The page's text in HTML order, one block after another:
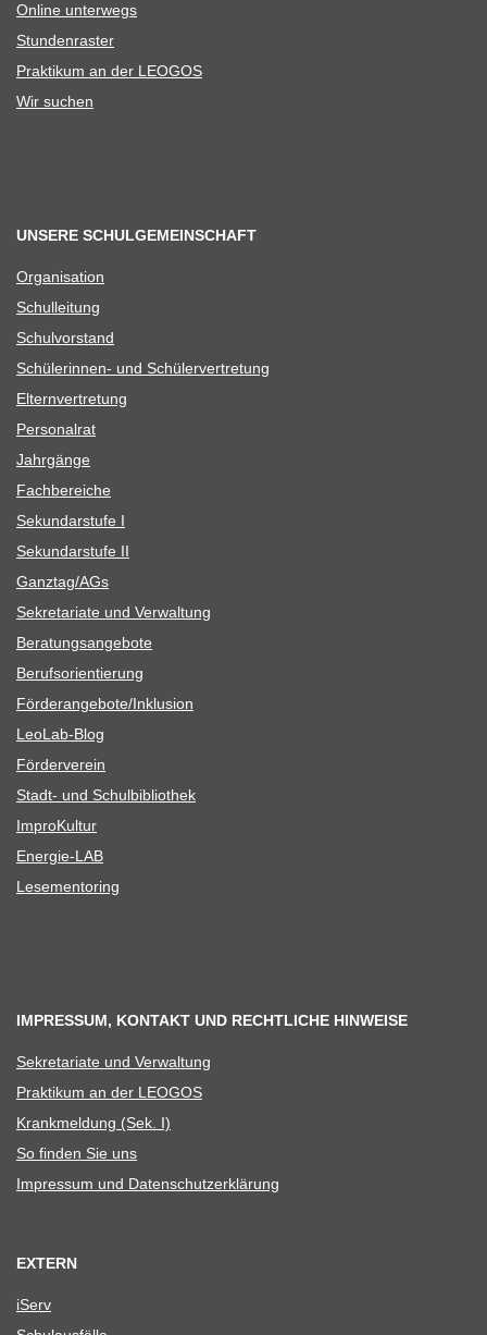
Online unter­wegs
Stun­den­ras­ter
Prak­ti­kum an der LEOGOS
Wir suchen
UNSERE SCHULGEMEINSCHAFT
Orga­ni­sa­tion
Schul­lei­tung
Schul­vor­stand
Schü­le­rin­nen- und Schülervertretung
Eltern­ver­tre­tung
Per­so­nal­rat
Jahr­gänge
Fach­be­rei­che
Sekun­dar­stufe I
Sekun­dar­stufe II
Ganztag/​​AGs
Sekre­ta­riate und Verwaltung
Bera­tungs­an­ge­bote
Berufs­ori­en­tie­rung
Förderangebote/​​Inklusion
Leo­Lab-Blog
För­der­ver­ein
Stadt- und Schulbibliothek
Impro­Kul­tur
Ener­­gie-LAB
Lese­men­to­ring
IMPRESSUM, KONTAKT UND RECHTLICHE HINWEISE
Sekre­ta­riate und Verwaltung
Prak­ti­kum an der LEOGOS
Krank­mel­dung (Sek. I)
So fin­den Sie uns
Impres­sum und Datenschutzerklärung
EXTERN
iServ